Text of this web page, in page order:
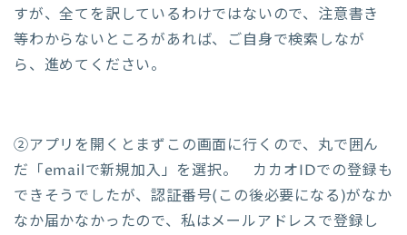
すが、全てを訳しているわけではないので、注意書き
等わからないところがあれば、ご自身で検索しなが
ら、進めてください。
②アプリを開くとまずこの画面に行くので、丸で囲ん
だ「emailで新規加入」を選択。 カカオIDでの登録も
できそうでしたが、認証番号(この後必要になる)がなか
なか届かなかったので、私はメールアドレスで登録し